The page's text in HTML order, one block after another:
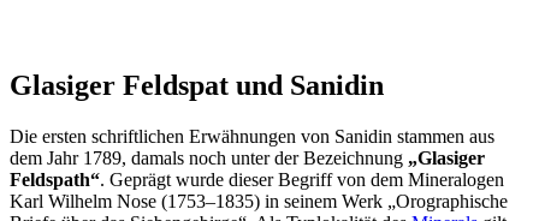
Glasiger Feldspat und Sanidin
Die ersten schriftlichen Erwähnungen von Sanidin stammen aus
dem Jahr 1789, damals noch unter der Bezeichnung „Glasiger
Feldspath“. Geprägt wurde dieser Begriff von dem Mineralogen
Karl Wilhelm Nose (1753–1835) in seinem Werk „Orographische